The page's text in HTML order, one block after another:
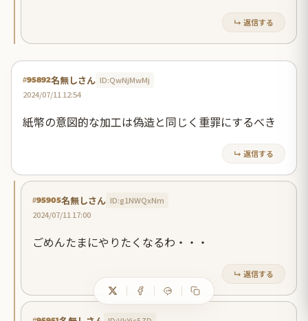
↳ 返信する
#95892名無しさん ID:QwNjMwMj
2024/07/11 12:54
紙幣の意図的な加工は偽造と同じく重罪にするべき
↳ 返信する
#95905名無しさん ID:g1NWQxNm
2024/07/11 17:00
ごめんたまにやりたくなるわ・・・
↳ 返信する